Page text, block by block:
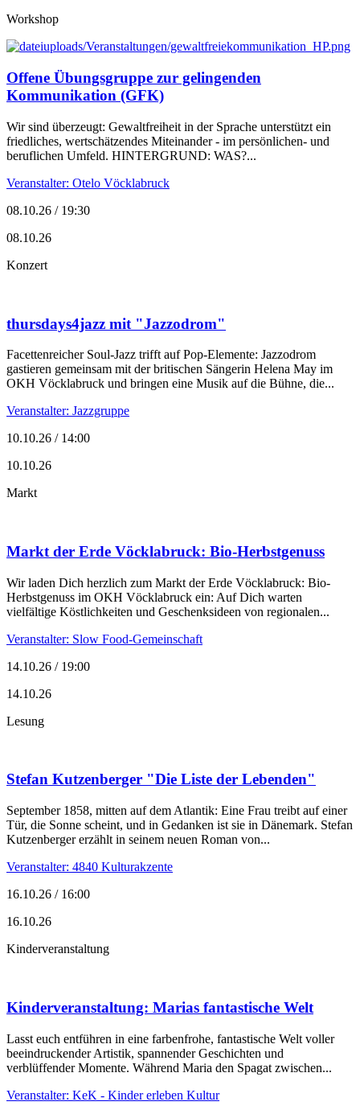
Workshop
Offene Übungsgruppe zur gelingenden
Kommunikation (GFK)
Wir sind überzeugt: Gewaltfreiheit in der Sprache unterstützt ein
friedliches, wertschätzendes Miteinander - im persönlichen- und
beruflichen Umfeld. HINTERGRUND: WAS?...
Veranstalter: Otelo Vöcklabruck
08.10.26 / 19:30
08.10.26
Konzert
thursdays4jazz mit "Jazzodrom"
Facettenreicher Soul-Jazz trifft auf Pop-Elemente: Jazzodrom
gastieren gemeinsam mit der britischen Sängerin Helena May im
OKH Vöcklabruck und bringen eine Musik auf die Bühne, die...
Veranstalter: Jazzgruppe
10.10.26 / 14:00
10.10.26
Markt
Markt der Erde Vöcklabruck: Bio-Herbstgenuss
Wir laden Dich herzlich zum Markt der Erde Vöcklabruck: Bio-
Herbstgenuss im OKH Vöcklabruck ein: Auf Dich warten
vielfältige Köstlichkeiten und Geschenksideen von regionalen...
Veranstalter: Slow Food-Gemeinschaft
14.10.26 / 19:00
14.10.26
Lesung
Stefan Kutzenberger "Die Liste der Lebenden"
September 1858, mitten auf dem Atlantik: Eine Frau treibt auf einer
Tür, die Sonne scheint, und in Gedanken ist sie in Dänemark. Stefan
Kutzenberger erzählt in seinem neuen Roman von...
Veranstalter: 4840 Kulturakzente
16.10.26 / 16:00
16.10.26
Kinderveranstaltung
Kinderveranstaltung: Marias fantastische Welt
Lasst euch entführen in eine farbenfrohe, fantastische Welt voller
beeindruckender Artistik, spannender Geschichten und
verblüffender Momente. Während Maria den Spagat zwischen...
Veranstalter: KeK - Kinder erleben Kultur